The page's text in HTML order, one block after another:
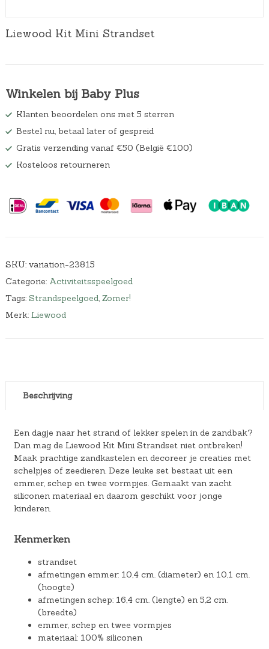
Liewood Kit Mini Strandset
Winkelen bij Baby Plus
Klanten beoordelen ons met 5 sterren
Bestel nu, betaal later of gespreid
Gratis verzending vanaf €50 (België €100)
Kosteloos retourneren
SKU: variation-23815
Categorie: Activiteitsspeelgoed
Tags: Strandspeelgoed Zomer!
Merk: Liewood
Beschrijving
Een dagje naar het strand of lekker spelen in de zandbak?
Dan mag de Liewood Kit Mini Strandset niet ontbreken!
Maak prachtige zandkastelen en decoreer je creaties met
schelpjes of zeedieren. Deze leuke set bestaat uit een
emmer, schep en twee vormpjes. Gemaakt van zacht
siliconen materiaal en daarom geschikt voor jonge
kinderen.
Kenmerken
strandset
afmetingen emmer: 10,4 cm. (diameter) en 10,1 cm.
(hoogte)
afmetingen schep: 16,4 cm. (lengte) en 5,2 cm.
(breedte)
emmer, schep en twee vormpjes
materiaal: 100% siliconen